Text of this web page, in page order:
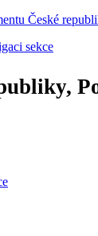
sekce